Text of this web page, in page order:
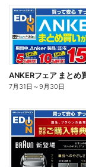
7月31日 ～9月30日